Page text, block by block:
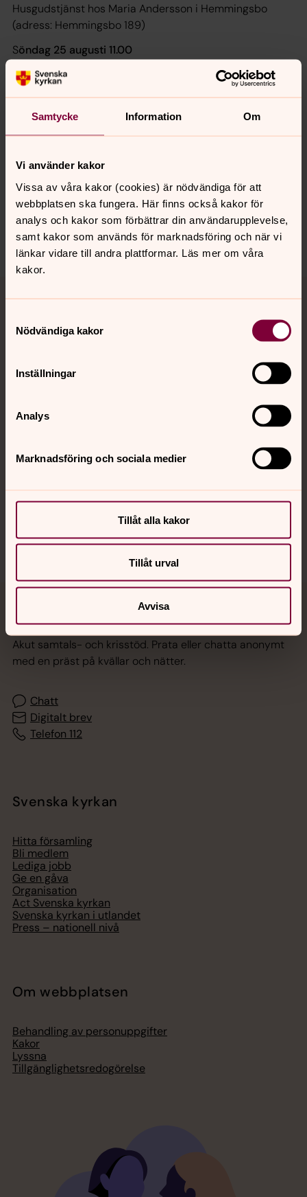
Samtycke Information Om
Vi använder kakor
Vissa av våra kakor (cookies) är nödvändiga för att
webbplatsen ska fungera. Här finns också kakor för
analys och kakor som förbättrar din användarupplevelse,
samt kakor som används för marknadsföring och när vi
länkar vidare till andra plattformar. Läs mer om våra
kakor.
Nödvändiga kakor
Inställningar
Analys
Marknadsföring och sociala medier
Tillåt alla kakor
Tillåt urval
Avvisa
Husgudstjänst hos Maria Andersson i Hemmingsbo
(adress: Hemmingsbo 189)
Söndag 25 augusti 11.00
Hedkarlsbo (adress: Hedkarlsbo 101)
innehåll?
nora.tarnsjo.forsamling@svenskakyrkan.se
Dela
Hitta snabbt
Sociala kanaler
Jourhavande präst
Akut samtals- och krisstöd. Prata eller chatta anonymt
med en präst på kvällar och nätter.
Chatt
Digitalt brev
Telefon 112
Svenska kyrkan
Hitta församling
Bli medlem
Lediga jobb
Ge en gåva
Organisation
Act Svenska kyrkan
Svenska kyrkan i utlandet
Press – nationell nivå
Om webbplatsen
Behandling av personuppgifter
Kakor
Lyssna
Tillgänglighetsredogörelse